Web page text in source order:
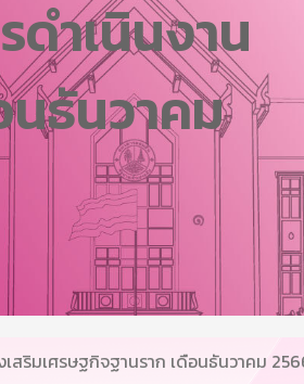
ดำเนินงาน
นธันวาคม
สริมเศรษฐกิจฐานราก เดือนธันวาคม